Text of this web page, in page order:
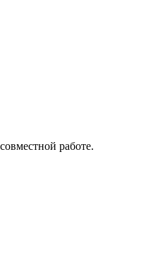
работе.